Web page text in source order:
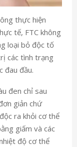
thực hiện
tế, FTC không
loại bỏ độc tố
các tình trạng
đau đầu.
đen chỉ sau
giản chứ
ra khỏi cơ thể
giấm và các
độ cơ thể